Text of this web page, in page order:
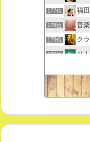
177位 福
178位 音
179位 ク
180位 Ｖ
182位 未